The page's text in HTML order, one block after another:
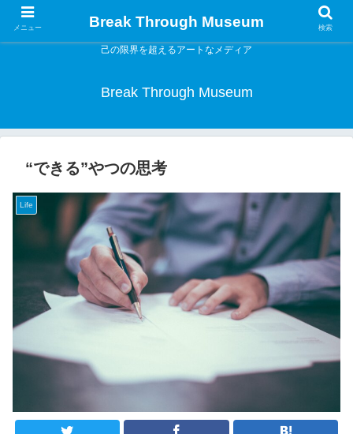
己の限界を超えるアートなメディア
Break Through Museum
“できる”やつの思考
Life
メニュー Break Through Museum 検索